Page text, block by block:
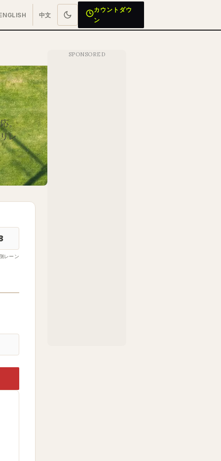
中文
カウントダウ
ン
。
レ
レーン